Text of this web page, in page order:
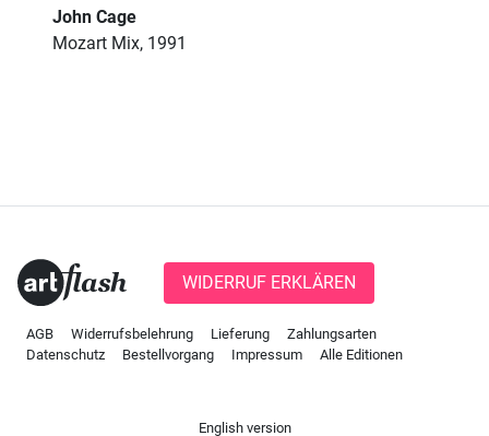
John Cage
Mozart Mix, 1991
WIDERRUF ERKLÄREN
AGB Widerrufsbelehrung Lieferung
Zahlungsarten
Datenschutz
Bestellvorgang Impressum Alle Editionen
English version